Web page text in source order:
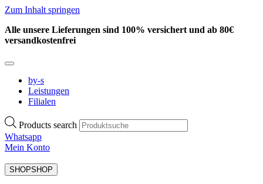
Zum Inhalt springen
Alle unsere Lieferungen sind 100% versichert und ab 80€
versandkostenfrei
by-s
Leistungen
Filialen
Products search
Whatsapp
Mein Konto
SHOPSHOP